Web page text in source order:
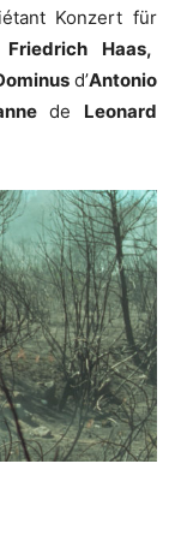
Konzert für
Friedrich Haas,
d’Antonio
de Leonard